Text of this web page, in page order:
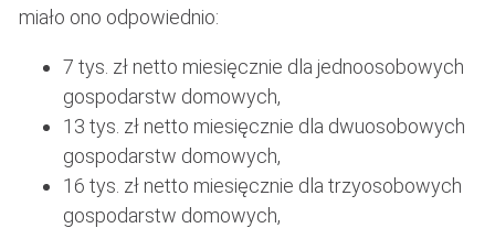
miało ono odpowiednio:
7 tys. zł netto miesięcznie dla jednoosobowych
gospodarstw domowych,
13 tys. zł netto miesięcznie dla dwuosobowych
gospodarstw domowych,
16 tys. zł netto miesięcznie dla trzyosobowych
gospodarstw domowych,